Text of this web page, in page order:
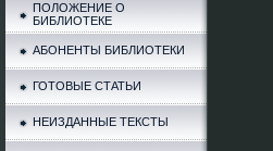
ПОЛОЖЕНИЕ О
БИБЛИОТЕКЕ
АБОНЕНТЫ БИБЛИОТЕКИ
ГОТОВЫЕ СТАТЬИ
НЕИЗДАННЫЕ ТЕКСТЫ